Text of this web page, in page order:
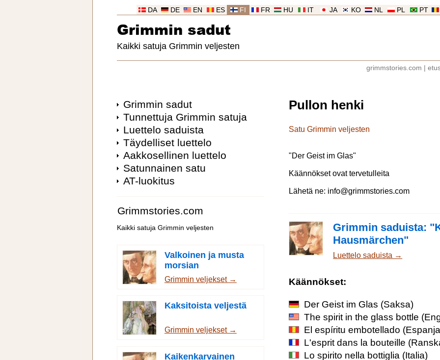
PT
PL
NL
KO
JA
IT
HU
FR
FI
ES
EN
DE
DA
Grimmin sadut
Kaikki satuja Grimmin veljesten
grimmstories.com
Grimmin sadut
Tunnettuja Grimmin satuja
Luettelo saduista
Täydelliset luettelo
Aakkosellinen luettelo
Satunnainen satu
AT-luokitus
Grimmstories.com
Kaikki satuja Grimmin veljesten
Valkoinen ja musta
morsian
Grimmin veljekset →
Kaksitoista veljestä
Grimmin veljekset →
Kaikenkarvainen
Pullon henki
Satu Grimmin veljesten
"Der Geist im Glas"
Käännökset ovat tervetulleita
Lähetä ne: info@grimmstories.com
Grimmin saduista:
Hausmärchen"
Luettelo saduista →
Käännökset:
Der Geist im Glas (Saksa)
The spirit in the glass bottle
El espíritu embotellado
L'esprit dans la bouteille
Lo spirito nella bottiglia (Italia)